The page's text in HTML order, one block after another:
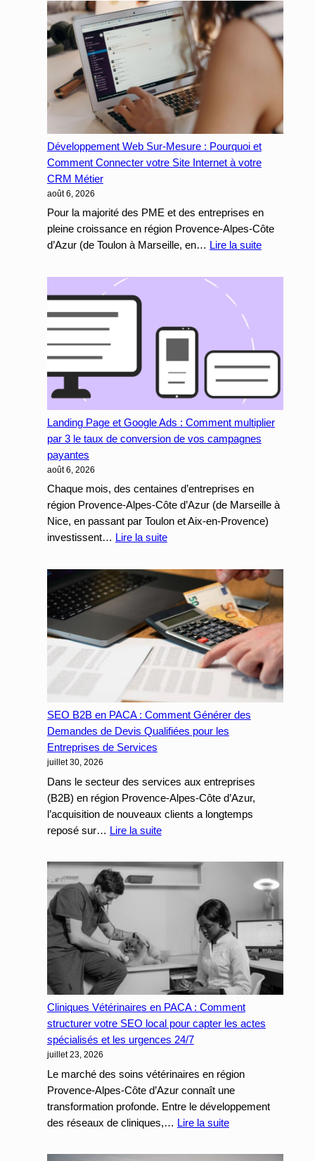
Développement Web Sur-Mesure : Pourquoi et
Comment Connecter votre Site Internet à votre
CRM Métier
août 6, 2026
Pour la majorité des PME et des entreprises en
pleine croissance en région Provence-Alpes-Côte
d’Azur (de Toulon à Marseille, en… Lire la suite:
Web
Connecter
Site
Internet
Métier
Landing Page et Google Ads : Comment multiplier
par 3 le taux de conversion de vos campagnes
payantes
août 6, 2026
Chaque mois, des centaines d’entreprises en
région Provence-Alpes-Côte d’Azur (de Marseille à
Nice, en passant par Toulon et Aix-en-Provence)
investissent… Lire la suite:
Page
Google
Ads
:
Comment
multiplier
le
taux
de
vos
campagnes
SEO B2B en PACA : Comment Générer des
Demandes de Devis Qualifiées pour les
Entreprises de Services
juillet 30, 2026
Dans le secteur des services aux entreprises
(B2B) en région Provence-Alpes-Côte d’Azur,
l’acquisition de nouveaux clients a longtemps
reposé sur… Lire la suite:
B2B
PACA
Comment
des
Demandes
de
Devis
Qualifiées
pour
Entreprises
de
Services
Cliniques Vétérinaires en PACA : Comment
structurer votre SEO local pour capter les actes
spécialisés et les urgences 24/7
juillet 23, 2026
Le marché des soins vétérinaires en région
Provence-Alpes-Côte d’Azur connaît une
transformation profonde. Entre le développement
des réseaux de cliniques,… Lire la suite:
Vétérinaires